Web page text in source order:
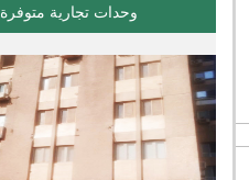
وحدات تجارية متوفرة